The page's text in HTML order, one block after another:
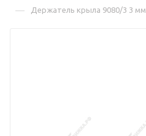
— Держатель крыла 9080/3 3 мм